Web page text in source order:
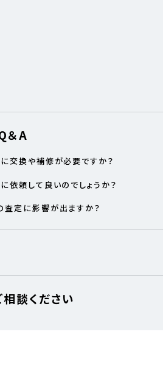
＆A
交換や補修が必要ですか？
依頼して良いのでしょうか？
定に影響が出ますか？
談ください